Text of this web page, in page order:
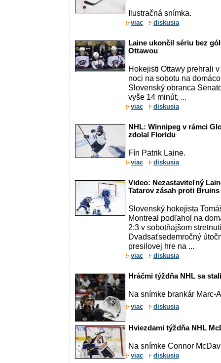
Ilustračná snímka.
viac diskusia
Laine ukončil sériu bez
Ottawou
Hokejisti Ottawy prehrali
noci na sobotu na
Slovenský obranca
vyše 14 minút, ...
viac diskusia
NHL: Winnipeg v rámci
zdolal Floridu
Fín Patrik Laine.
viac diskusia
Video: Nezastaviteľný
Tatarov zásah proti
Slovenský hokejista
Montreal podľahol na
2:3 v sobotňajšom
Dvadsaťsedemročný
presilovej hre na ...
viac diskusia
Hráčmi týždňa NHL sa
Na snímke brankár Marc-
viac diskusia
Hviezdami týždňa NHL
Na snímke Connor
viac diskusia